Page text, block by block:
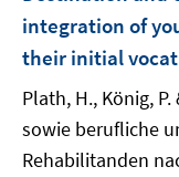
integration of
their initial
Plath, H., König,
sowie berufliche
Rehabilitanden